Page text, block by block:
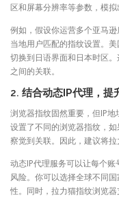
区和屏幕分辨率等参数，模拟
例如，假设你运营多个亚马
当地用户匹配的指纹设置。
切换到日语界面和日本时区
之间的关联。
2. 结合动态IP代理，提
浏览器指纹固然重要，但IP
设置了不同的浏览器指纹，
察觉到关联。因此，建议将拉
动态IP代理服务可以让每个
风险。你可以选择全球不同
性。同时，拉力猫指纹浏览